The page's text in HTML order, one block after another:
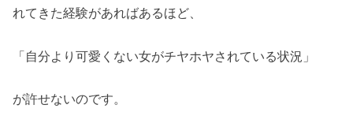
れてきた経験があればあるほど、
「自分より可愛くない女がチヤホヤされている状況」
が許せないのです。